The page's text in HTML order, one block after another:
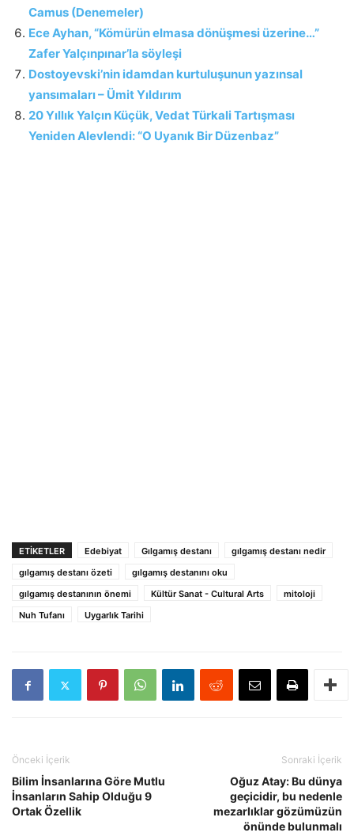
Camus (Denemeler)
Ece Ayhan, “Kömürün elmasa dönüşmesi üzerine…”
Zafer Yalçınpınar’la söyleşi
Dostoyevski’nin idamdan kurtuluşunun yazınsal
yansımaları – Ümit Yıldırım
20 Yıllık Yalçın Küçük, Vedat Türkali Tartışması
Yeniden Alevlendi: “O Uyanık Bir Düzenbaz”
ETIKETLER Edebiyat Gılgamış destanı
gılgamış destanı nedir
gılgamış destanı özeti
gılgamış destanını oku
gılgamış destanının önemi
Kültür Sanat - Cultural Arts
mitoloji
Nuh Tufanı
Uygarlık Tarihi
Önceki İçerik
Bilim İnsanlarına Göre Mutlu
İnsanların Sahip Olduğu 9
Ortak Özellik
Sonraki İçerik
Oğuz Atay: Bu dünya
geçicidir, bu nedenle
mezarlıklar gözümüzün
önünde bulunmalı